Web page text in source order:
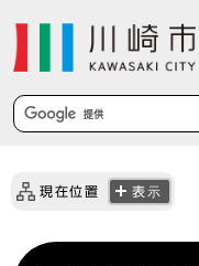
現在位置 表示